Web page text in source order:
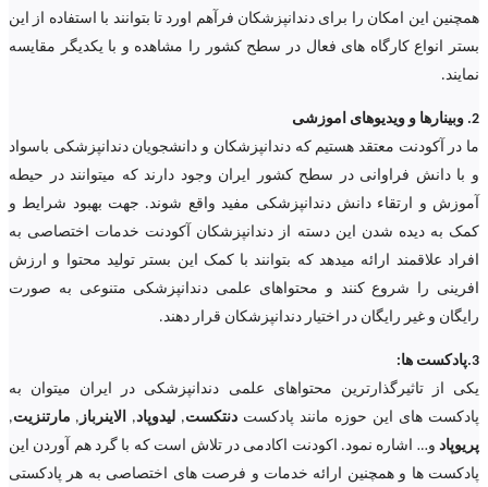
همچنین این امکان را برای دندانپزشکان فرآهم اورد تا بتوانند با استفاده از این
بستر انواع کارگاه های فعال در سطح کشور را مشاهده و با یکدیگر مقایسه
نمایند.
2. وبینارها و ویدیوهای اموزشی
ما در آکودنت معتقد هستیم که دندانپزشکان و دانشجویان دندانپزشکی باسواد
و با دانش فراوانی در سطح کشور ایران وجود دارند که میتوانند در حیطه
آموزش و ارتقاء دانش دندانپزشکی مفید واقع شوند. جهت بهبود شرایط و
کمک به دیده شدن این دسته از دندانپزشکان آکودنت خدمات اختصاصی به
افراد علاقمند ارائه میدهد که بتوانند با کمک این بستر تولید محتوا و ارزش
افرینی را شروع کنند و محتواهای علمی دندانپزشکی متنوعی به صورت
رایگان و غیر رایگان در اختیار دندانپزشکان قرار دهند.
3.پادکست ها:
یکی از تاثیرگذارترین محتواهای علمی دندانپزشکی در ایران میتوان به
پادکست های این حوزه مانند پادکست دنتکست, لیدوپاد, الاینرباز , مارتنزیت,
پریوپاد و… اشاره نمود. اکودنت اکادمی در تلاش است که با گرد هم آوردن این
پادکست ها و همچنین ارائه خدمات و فرصت های اختصاصی به هر پادکستی